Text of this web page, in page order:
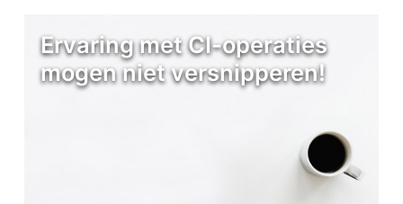
Ervaring met CI-operaties
mogen niet versnipperen!